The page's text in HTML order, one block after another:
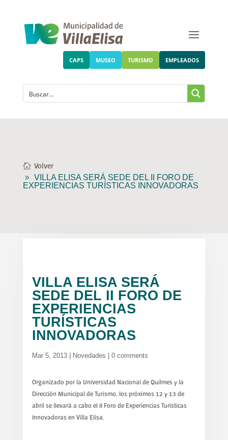
CAPS MUSEO TURISMO EMPLEADOS
Volver
VILLA ELISA SERÁ SEDE DEL II FORO DE
EXPERIENCIAS TURÍSTICAS INNOVADORAS
VILLA ELISA SERÁ
SEDE DEL II FORO DE
EXPERIENCIAS
TURÍSTICAS
INNOVADORAS
Mar 5, 2013| Novedades 0 comments
Organizado por la Universidad Nacional de Quilmes y la
Dirección Municipal de Turismo, los próximos 12 y 13 de
abril se llevará a cabo el II Foro de Experiencias Turísticas
Innovadoras en Villa Elisa.